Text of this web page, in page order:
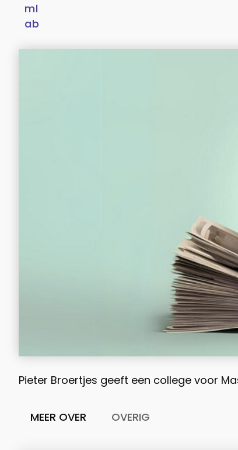
Pieter Broertjes geeft een college voor
MEER OVER OVERIG